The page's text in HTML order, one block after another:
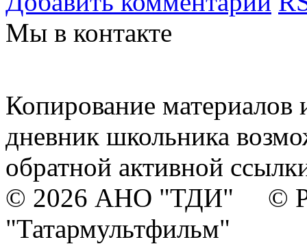
Мы в контакте
Копирование материалов
дневник школьника
обратной активной
© 2026 АНО "ТДИ" ©
"Татармультфильм"